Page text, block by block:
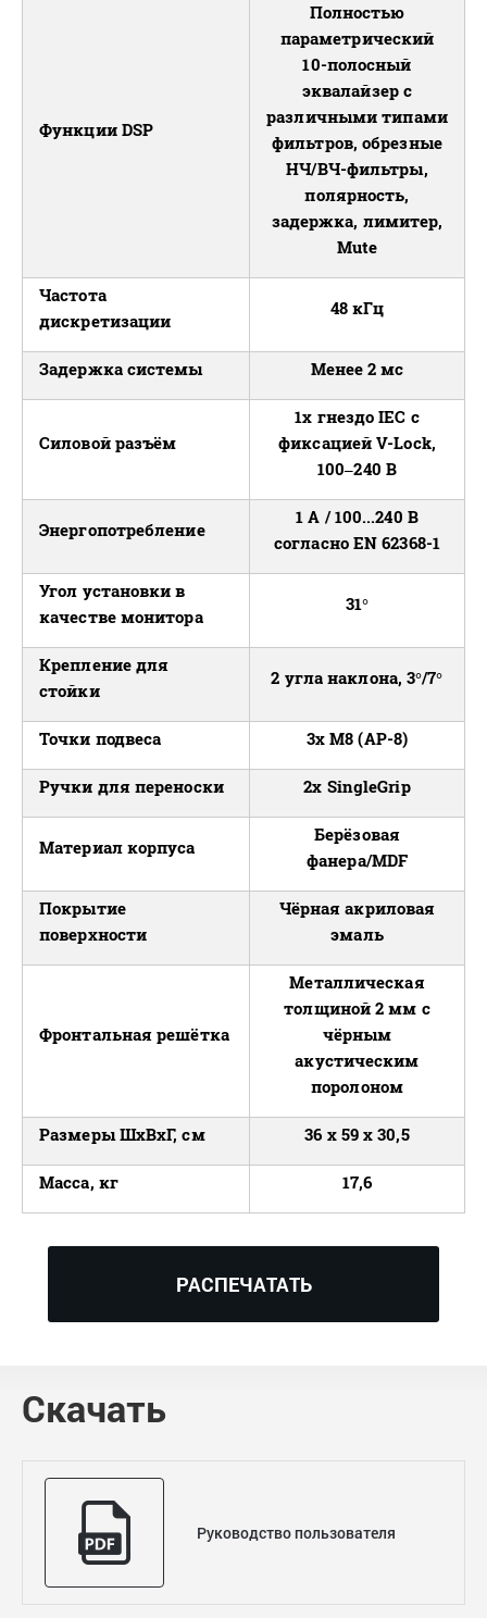
Функции DSP
Полностью
параметрический
10-полосный
эквалайзер с
различными типами
фильтров, обрезные
НЧ/ВЧ-фильтры,
полярность,
задержка, лимитер,
Mute
Частота
дискретизации
48 кГц
Задержка системы Менее 2 мс
Силовой разъём
1x гнездо IEC с
фиксацией V-Lock,
100–240 В
Энергопотребление
1 A / 100...240 В
согласно EN 62368-1
Угол установки в
качестве монитора
31°
Крепление для
стойки
2 угла наклона, 3°/7°
Точки подвеса 3x M8 (AP-8)
Ручки для переноски 2x SingleGrip
Материал корпуса
Берёзовая
фанера/MDF
Покрытие
поверхности
Чёрная акриловая
эмаль
Фронтальная решётка
Металлическая
толщиной 2 мм с
чёрным
акустическим
поролоном
Размеры ШxВxГ, см 36 x 59 x 30,5
Масса, кг 17,6
РАСПЕЧАТАТЬ
Скачать
Руководство пользователя